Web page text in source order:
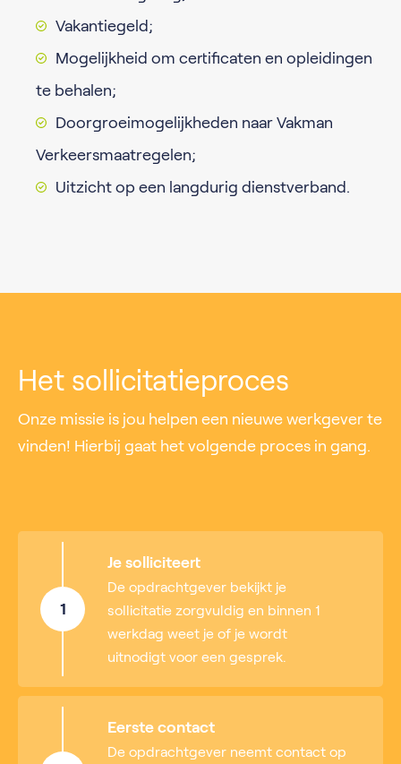
Vakantiegeld;
Mogelijkheid om certificaten en opleidingen
te behalen;
Doorgroeimogelijkheden naar Vakman
Verkeersmaatregelen;
Uitzicht op een langdurig dienstverband.
Het sollicitatieproces
Onze missie is jou helpen een nieuwe werkgever te
vinden! Hierbij gaat het volgende proces in gang.
1
Je solliciteert
De opdrachtgever bekijkt je
sollicitatie zorgvuldig en binnen 1
werkdag weet je of je wordt
uitnodigt voor een gesprek.
Eerste contact
De opdrachtgever neemt contact op